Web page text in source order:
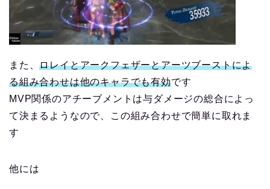
また、ロレイとアークフェザーとアーツブーストによ
る組み合わせは他のキャラでも有効です
MVP関係のアチーブメントは与ダメージの総合によっ
て決まるようなので、この組み合わせで簡単に取れま
す
他には